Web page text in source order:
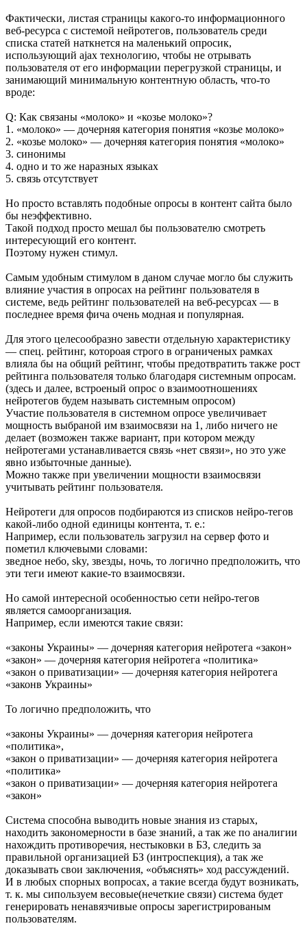
Фактически, листая страницы какого-то информационного
веб-ресурса с системой нейротегов, пользователь среди
списка статей наткнется на маленький опросик,
использующий ajax технологию, чтобы не отрывать
пользователя от его информации перегрузкой страницы, и
занимающий минимальную контентную область, что-то
вроде:
Q: Как связаны «молоко» и «козье молоко»?
1. «молоко» — дочерняя категория понятия «козье молоко»
2. «козье молоко» — дочерняя категория понятия «молоко»
3. синонимы
4. одно и то же наразных языках
5. связь отсутствует
Но просто вставлять подобные опросы в контент сайта было
бы неэффективно.
Такой подход просто мешал бы пользователю смотреть
интересующий его контент.
Поэтому нужен стимул.
Самым удобным стимулом в даном случае могло бы служить
влияние участия в опросах на рейтинг пользователя в
системе, ведь рейтинг пользователей на веб-ресурсах — в
последнее время фича очень модная и популярная.
Для этого целесообразно завести отдельную характеристику
— спец. рейтинг, котороая строго в ограниченых рамках
влияла бы на общий рейтинг, чтобы предотвратить также рост
рейтинга пользователя только благодаря системным опросам.
(здесь и далее, встроеный опрос о взаимоотношениях
нейротегов будем называть системным опросом)
Участие пользователя в системном опросе увеличивает
мощность выбраной им взаимосвязи на 1, либо ничего не
делает (возможен также вариант, при котором между
нейротегами устанавливается связь «нет связи», но это уже
явно избыточные данные).
Можно также при увеличении мощности взаимосвязи
учитывать рейтинг пользователя.
Нейротеги для опросов подбираются из списков нейро-тегов
какой-либо одной единицы контента, т. е.:
Например, если пользователь загрузил на сервер фото и
пометил ключевыми словами:
зведное небо, sky, звезды, ночь, то логично предположить, что
эти теги имеют какие-то взаимосвязи.
Но самой интересной особенностью сети нейро-тегов
является самоорганизация.
Например, если имеются такие связи:
«законы Украины» — дочерняя категория нейротега «закон»
«закон» — дочерняя категория нейротега «политика»
«закон о приватизации» — дочерняя категория нейротега
«законв Украины»
То логично предположить, что
«законы Украины» — дочерняя категория нейротега
«политика»,
«закон о приватизации» — дочерняя категория нейротега
«политика»
«закон о приватизации» — дочерняя категория нейротега
«закон»
Система способна выводить новые знания из старых,
находить закономерности в базе знаний, а так же по аналигии
нахождить противоречия, нестыковки в БЗ, следить за
правильной организацией БЗ (интроспекция), а так же
доказывать свои заключения, «объяснять» ход рассуждений.
И в любых спорных вопросах, а такие всегда будут возникать,
т. к. мы сипользуем весовые(нечеткие связи) система будет
генерировать ненавязчивые опросы зарегистрированым
пользователям.